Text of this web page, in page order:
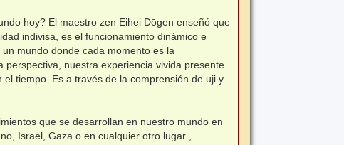
hoy? El maestro zen Eihei Dōgen enseñó que
indivisa, es el funcionamiento dinámico e
mundo donde cada momento es la
nuestra experiencia vivida presente
tiempo. Es a través de la comprensión de uji y
que se desarrollan en nuestro mundo en
Israel, Gaza o en cualquier otro lugar ,